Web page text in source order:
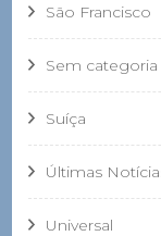
São Francisco
Sem categoria
Suíça
Últimas
Universal